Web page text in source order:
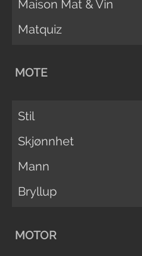
Maison Mat & Vin
Matquiz
MOTE
Stil
Skjønnhet
Mann
Bryllup
MOTOR